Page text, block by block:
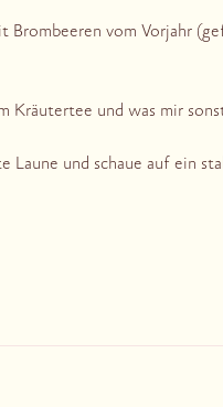
Brombeeren vom Vorjahr
Kräutertee und was mir
Laune und schaue auf ein